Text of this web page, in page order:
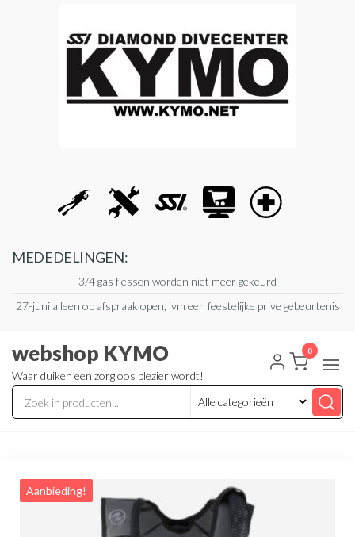
MEDEDELINGEN:
3/4 gas flessen worden niet meer gekeurd
27-juni alleen op afspraak open, ivm een feestelijke prive gebeurtenis
webshop KYMO
Waar duiken een zorgloos plezier wordt!
0
Aanbieding!